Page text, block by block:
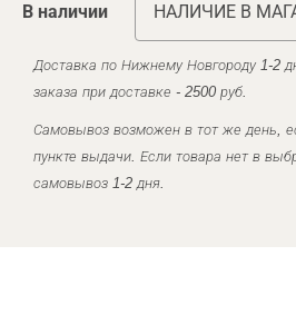
В наличии НАЛИЧИЕ В
Доставка по Нижнему Новгороду 1-2
заказа при доставке - 2500 руб.
Самовывоз возможен в тот же день,
пункте выдачи. Если товара нет в
самовывоз 1-2 дня.